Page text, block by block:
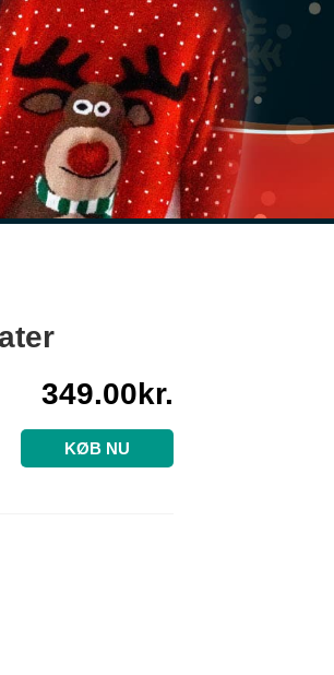
349.00kr.
KØB NU